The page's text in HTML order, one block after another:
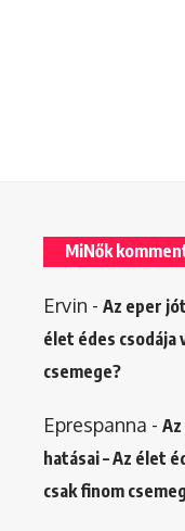
MiNők
Ervin - Az eper
élet édes csodája
csemege?
Eprespanna -
hatásai – Az élet
csak finom